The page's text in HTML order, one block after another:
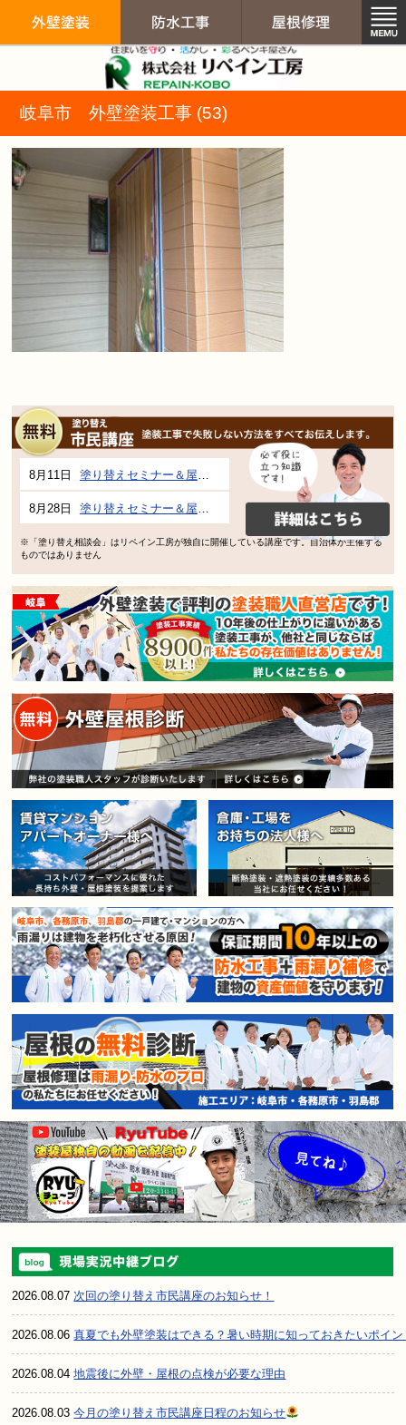
岐阜市 外壁塗装工事 (53)
8月11日 塗り替えセミナー＆屋根、外壁の塗り替え市民講座 inぎふメディアコスモス
8月28日 塗り替えセミナー＆屋根、外壁の塗り替え市民講座 inぎふメディアコスモス
※「塗り替え相談会」はリペイン工房が独自に開催している講座です。自治体が主催する
ものではありません
賃貸マンション・アパートオー
2026.08.07次回の塗り替え市民講座のお知らせ！
2026.08.06真夏でも外壁塗装はできる？暑い時期に知っておきたいポイン
2026.08.04地震後に外壁・屋根の点検が必要な理由
2026.08.03今月の塗り替え市民講座日程のお知らせ